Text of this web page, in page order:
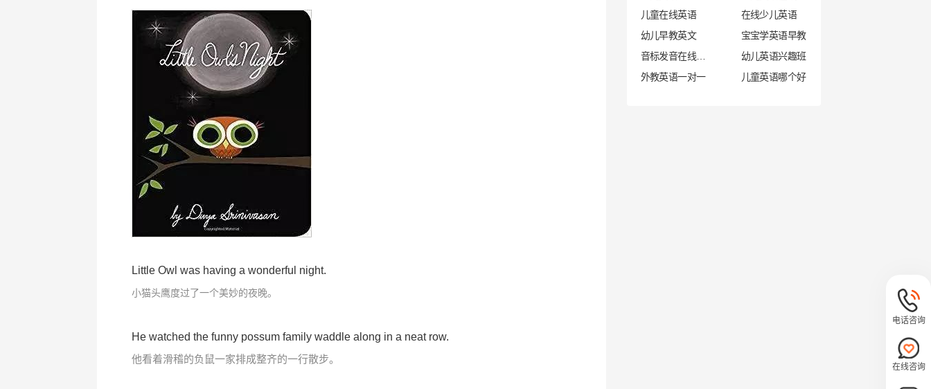
Little Owl was having a wonderful night.
小猫头鹰度过了一个美妙的夜晚。
He watched the funny possum family waddle along in a neat row.
他看着滑稽的负鼠一家排成整齐的一行散步。
儿童在线英语
在线少儿英语
幼儿早教英文
宝宝学英语早教
幼儿英语兴趣班
外教英语一对一
儿童英语哪个好
电话咨询
在线咨询